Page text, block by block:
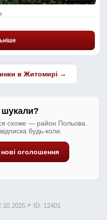
в Житомирі →
схоже — район Польова.
будь-коли.
оголошення
📌 ID: 12401